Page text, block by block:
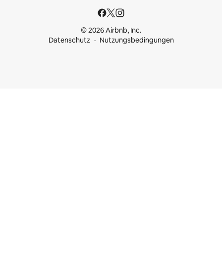
© 2026 Airbnb, Inc.
Datenschutz
Nutzungsbedingungen